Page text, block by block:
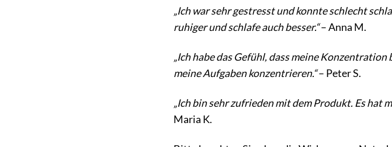
„Ich war sehr gestresst und konnte schlecht
ruhiger und schlafe auch besser.“– Anna M.
„Ich habe das Gefühl, dass meine
meine Aufgaben konzentrieren.“– Peter S.
„Ich bin sehr zufrieden mit dem Produkt. Es hat
Maria K.